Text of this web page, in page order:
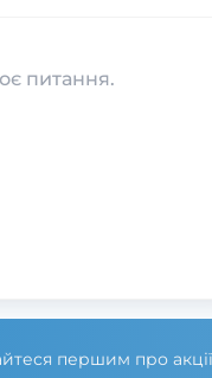
питання.
першим про